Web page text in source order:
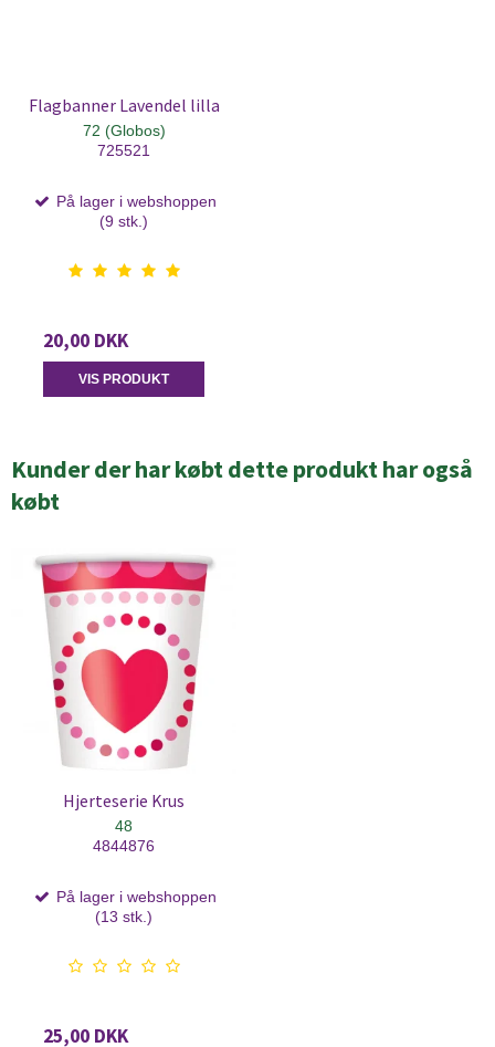
Flagbanner Lavendel lilla
72 (Globos)
725521
På lager i webshoppen
(9 stk.)
20,00 DKK
VIS PRODUKT
Kunder der har købt dette produkt har også
købt
Hjerteserie Krus
48
4844876
På lager i webshoppen
(13 stk.)
25,00 DKK